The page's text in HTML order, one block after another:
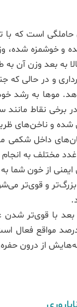
میانی حاملگی
به بعد وزن آن
و در حالی
موها به رشد خود
در برخی نقاط
شده و ناخن‌های
داخل شکمی
و غدد مختلف به
ایمنی از خون شما
بزرگ‌تر و قوی‌تر
بعد با قوی‌تر
کرده و 10 تا 30
از درون